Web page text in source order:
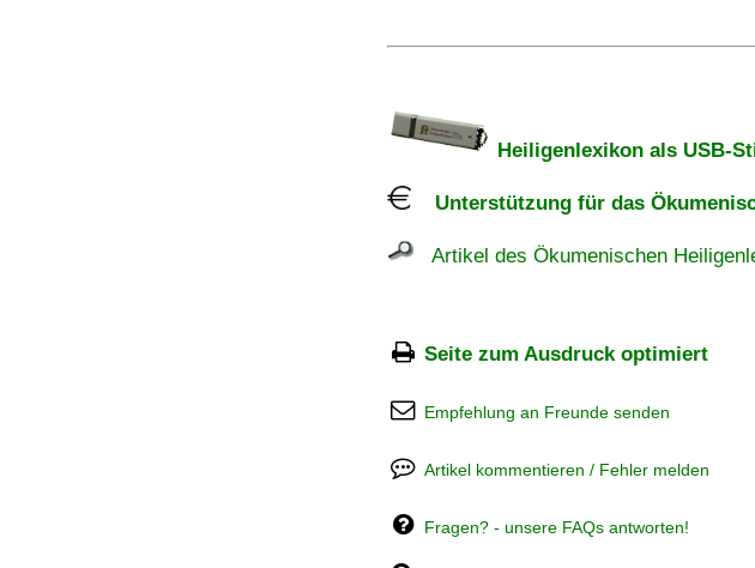
Heiligenlexikon als USB-
Unterstützung für das
Artikel des Ökumenischen
Seite zum Ausdruck optimiert
Empfehlung an Freunde senden
Artikel kommentieren / Fehler melden
Fragen? - unsere FAQs antworten!